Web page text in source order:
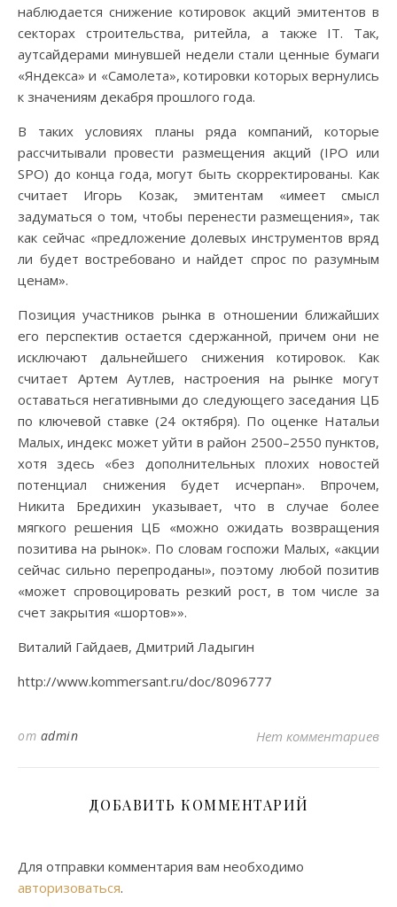
наблюдается снижение котировок акций эмитентов в
секторах строительства, ритейла, а также IT. Так,
аутсайдерами минувшей недели стали ценные бумаги
«Яндекса» и «Самолета», котировки которых вернулись
к значениям декабря прошлого года.
В таких условиях планы ряда компаний, которые
рассчитывали провести размещения акций (IPO или
SPO) до конца года, могут быть скорректированы. Как
считает Игорь Козак, эмитентам «имеет смысл
задуматься о том, чтобы перенести размещения», так
как сейчас «предложение долевых инструментов вряд
ли будет востребовано и найдет спрос по разумным
ценам».
Позиция участников рынка в отношении ближайших
его перспектив остается сдержанной, причем они не
исключают дальнейшего снижения котировок. Как
считает Артем Аутлев, настроения на рынке могут
оставаться негативными до следующего заседания ЦБ
по ключевой ставке (24 октября). По оценке Натальи
Малых, индекс может уйти в район 2500–2550 пунктов,
хотя здесь «без дополнительных плохих новостей
потенциал снижения будет исчерпан». Впрочем,
Никита Бредихин указывает, что в случае более
мягкого решения ЦБ «можно ожидать возвращения
позитива на рынок». По словам госпожи Малых, «акции
сейчас сильно перепроданы», поэтому любой позитив
«может спровоцировать резкий рост, в том числе за
счет закрытия «шортов»».
Виталий Гайдаев, Дмитрий Ладыгин
http://www.kommersant.ru/doc/8096777
от admin Нет комментариев
ДОБАВИТЬ КОММЕНТАРИЙ
Для отправки комментария вам необходимо
авторизоваться.